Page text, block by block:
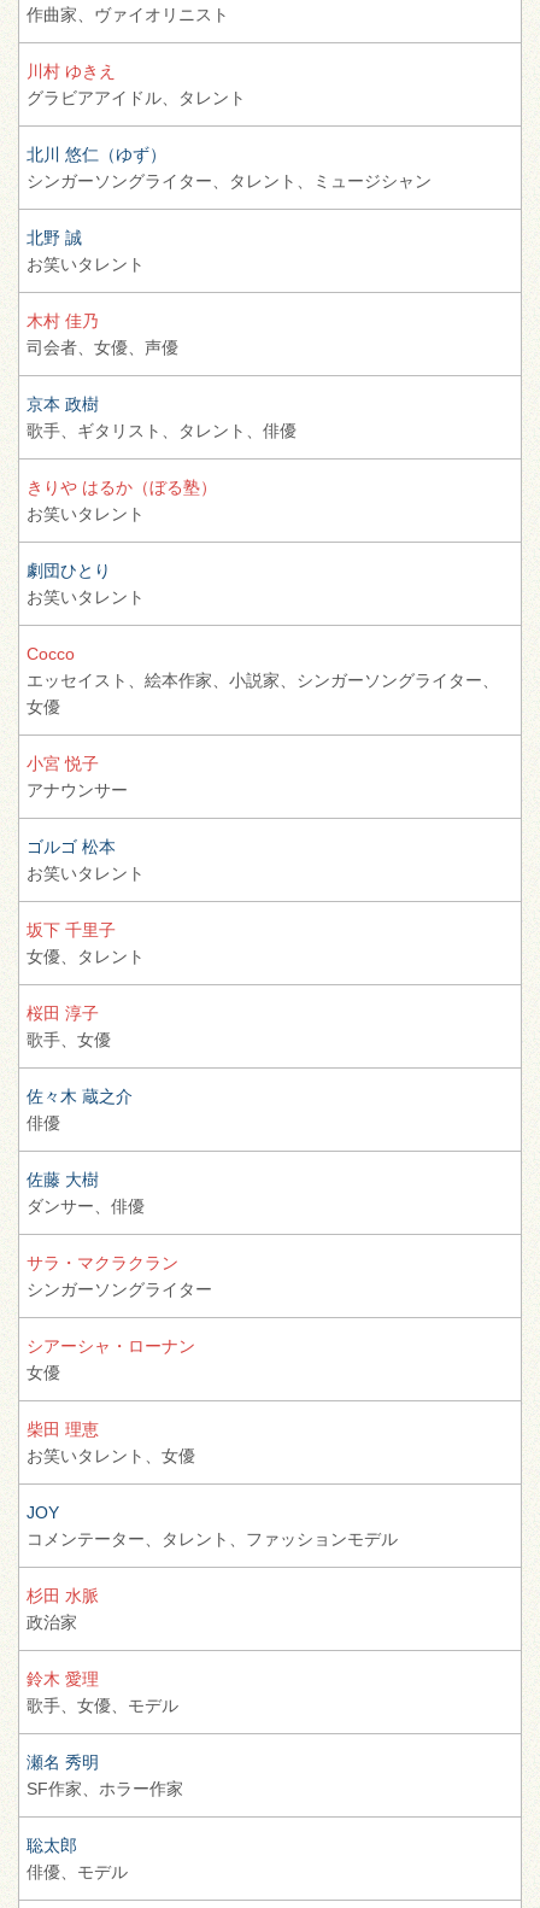
作曲家、 ヴァイオリニスト
川村 ゆきえ
グラビアアイドル、
タレント
北川 悠仁（ゆず）
シンガーソングライター、
タレント、 ミュージシャン
北野 誠
お笑いタレント
木村 佳乃
司会者、 女優、 声優
京本 政樹
歌手、 ギタリスト、 タレント、 俳優
きりや はるか（ぼる塾）
お笑いタレント
劇団ひとり
お笑いタレント
Cocco
エッセイスト、 絵本作家、 小説家、 シンガーソングライター、
女優
小宮 悦子
アナウンサー
ゴルゴ 松本
お笑いタレント
坂下 千里子
女優、
タレント
桜田 淳子
歌手、 女優
佐々木 蔵之介
俳優
佐藤 大樹
ダンサー、 俳優
サラ・マクラクラン
シンガーソングライター
シアーシャ・ローナン
女優
柴田 理恵
お笑いタレント、 女優
JOY
コメンテーター、
タレント、 ファッションモデル
杉田 水脈
政治家
鈴木 愛理
歌手、 女優、 モデル
瀬名 秀明
SF作家、 ホラー作家
聡太郎
俳優、 モデル